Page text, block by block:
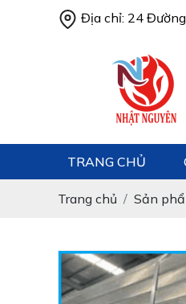
Địa chỉ: 24 Đường
TRANG CHỦ
Trang chủ Sản